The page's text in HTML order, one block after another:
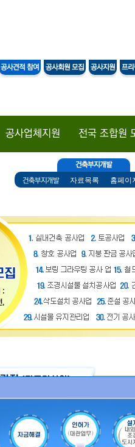
공사견적 참여 공사회원 모집 공사지원 프
공사업체지원 전국 조합원
건축부지개발
건축부지개발
자료목록 홈페이